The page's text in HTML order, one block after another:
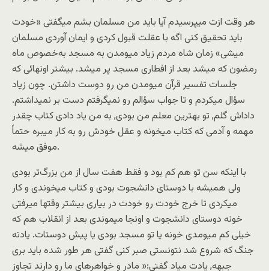
هر وقت ازت میپرسیدم آیا باید من مسلمان بشم میگفتی «خودت
باید تحقیق کنی اگه با عقلت قبول کردی و ایمان آوردی مسلمان
میشی» زمان شاه مردم زیاد میومدن به مسجد به‌خصوص ماه
رمضون که میشد بعد از افطاری مسجد پر میشد. بیشتر اونهائی که
جلسات تفسیر قرآن میومدن من رو دوست داشتن. چون زیاد
سؤال میکردم و تا جواب سؤالم رو نمیگرفتم دست بر نمیداشتم.
داداش گلم, تو بهترین معلم من بودی, به من یاد دادی کتاب چقدر
مهمه و آدمی که کتاب میخونه و عقل خودش رو به کار میبره حتماً
موفق میشه.
با اینکه سن تو هم کم بود و فقط هفت سال از من بزرگ‌تر بودی
ولی همیشه با دوستای دانشجوت بودی و کتاب میخوندی و کار
میکردی تا خرج خودت رو خودت در بیاری بیشتر وقتها میرفتی
خونه دوستای دانشجوت و اونجا میموندی بعد از انقلاب هم که
خیلی کم میومدی خونه یا تو مسجد بودی یا پیش دوستات. یادته
جنگ که شروع شد نتونستی صبر کنی گفتی هر طور شده باید بری
جبهه, یادت میاد گفتی:« مادر و خواهرهای ما رو دارند تجاوز